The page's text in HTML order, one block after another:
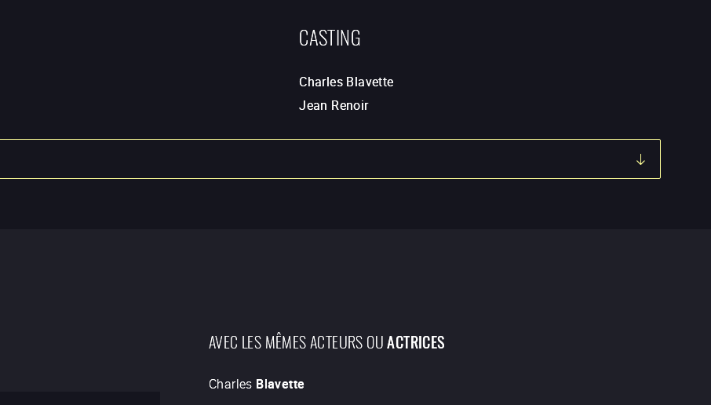
CASTING
Charles Blavette
Jean Renoir
AVEC LES MÊMES ACTEURS OUACTRICES
Charles Blavette